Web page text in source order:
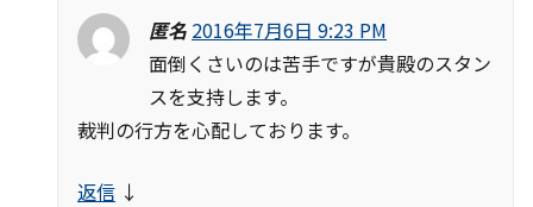
匿名 2016年7月6日 9:23 PM
面倒くさいのは苦手ですが貴殿のスタン
スを支持します。
裁判の行方を心配しております。
返信 ↓